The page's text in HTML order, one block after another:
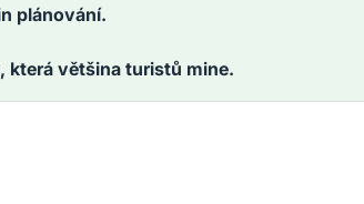
plánování.
která většina turistů mine.